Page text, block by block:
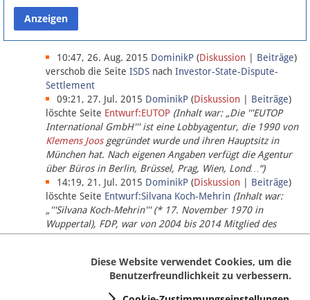
Datenschutz
Über Lobbypedia
Impressum
10:47, 26. Aug. 2015 DominikP (Diskussion Beiträge)
verschob die Seite ISDS nach Investor-State-Dispute-
Settlement
09:21, 27. Jul. 2015 DominikP (Diskussion Beiträge)
löschte Seite Entwurf:EUTOP (Inhalt war: „Die '''EUTOP
International GmbH''' ist eine Lobbyagentur, die 1990 von
Klemens Joosgegründet wurde und ihren Hauptsitz in
München hat. Nach eigenen Angaben verfügt die Agentur
über Büros in Berlin, Brüssel, Prag, Wien, Lond…“)
14:19, 21. Jul. 2015 DominikP (Diskussion Beiträge)
löschte Seite Entwurf:Silvana Koch-Mehrin (Inhalt war:
„'''Silvana Koch-Mehrin''' (* 17. November 1970 in
Wuppertal), FDP, war von 2004 bis 2014 Mitglied des
Europäischen Parlaments, seit November 2014 ist sie für
Diese Website verwendet Cookies, um die
Benutzerfreundlichkeit zu verbessern.